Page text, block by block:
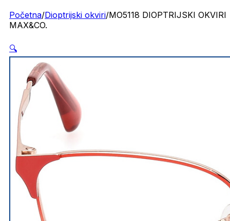
Početna/Dioptrijski okviri/MO5118 DIOPTRIJSKI OKVIRI
MAX&CO.
🔍